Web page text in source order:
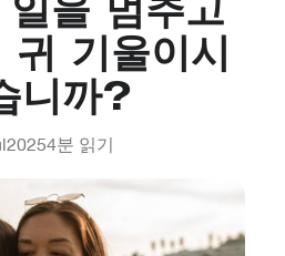
을 멈추고
기울이시
니까?
20254분 읽기